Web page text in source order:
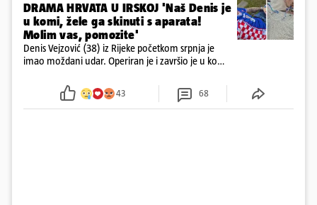
DRAMA HRVATA U IRSKOJ 'Naš Denis je
u komi, žele ga skinuti s aparata!
Molim vas, pomozite'
Denis Vejzović (38) iz Rijeke početkom srpnja je
imao moždani udar. Operiran je i završio je u komi.
tamošnji liječnici ne vjeruju u oporavak: 'Imamo
43 68